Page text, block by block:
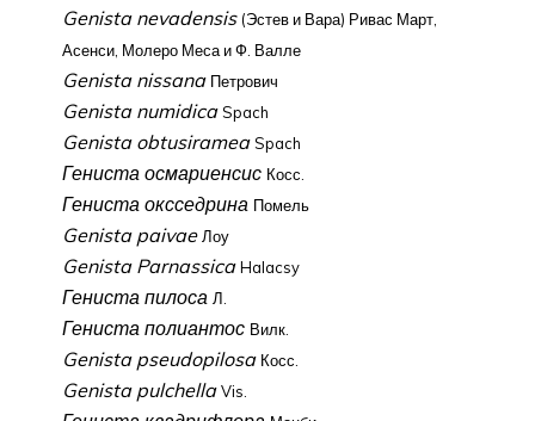
Genista nevadensis (Эстев и Вара) Ривас Март,
Асенси, Молеро Меса и Ф. Валле
Genista nissana Петрович
Genista numidica Spach
Genista obtusiramea Spach
Гениста осмариенсис Косс.
Гениста оксседрина Помель
Genista paivae Лоу
Genista Parnassica Halacsy
Гениста пилоса Л.
Гениста полиантос Вилк.
Genista pseudopilosa Косс.
Genista pulchella Vis.